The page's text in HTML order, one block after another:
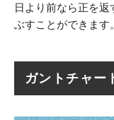
日より前なら正を
ぶすことができます。
ガントチャー